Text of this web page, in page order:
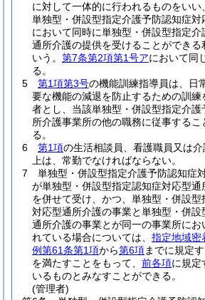
に対して一体的に行われるものをいい
単独型・併設型指定介護予防認知症
において同時に単独型・併設型指定
通所介護の提供を受けることができる
いう。 第7条第2項第1号アにおいて同
る。
5
第1項第3号の機能訓練指導員は、日
要な機能の減退を防止するための訓練
者とし、当該単独型・併設型指定介護
所介護事業所の他の職務に従事する
る。
6
第1項の生活相談員、看護職員又は
上は、常勤でなければならない。
7
単独型・併設型指定介護予防認知症
が単独型・併設型指定認知症対応型通
を併せて受け、かつ、単独型・併設
対応型通所介護の事業と単独型・併設
通所介護の事業とが同一の事業所にお
れている場合については、 指定地域密
例第61条第1項から第6項までに規定
を満たすことをもって、 前各項に規定
いるものとみなすことができる。
(管理者)